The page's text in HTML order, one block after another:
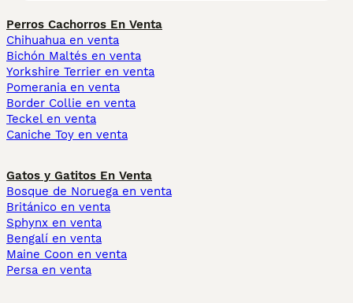
Perros Cachorros En Venta
Chihuahua en venta
Bichón Maltés en venta
Yorkshire Terrier en venta
Pomerania en venta
Border Collie en venta
Teckel en venta
Caniche Toy en venta
Gatos y Gatitos En Venta
Bosque de Noruega en venta
Británico en venta
Sphynx en venta
Bengalí en venta
Maine Coon en venta
Persa en venta